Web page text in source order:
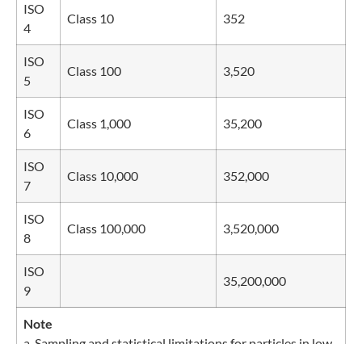
ISO
4
Class 10 352
ISO
5
Class 100 3,520
ISO
6
Class 1,000 35,200
ISO
7
Class 10,000 352,000
ISO
8
Class 100,000 3,520,000
ISO
9
35,200,000
Note